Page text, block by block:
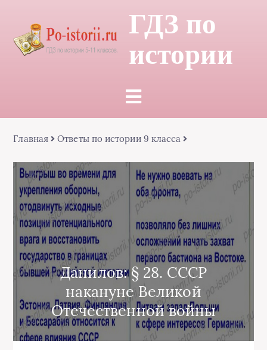
ГДЗ по
истории
Главная Ответы по истории 9 класса
Данилов: § 28. СССР
накануне Великой
Отечественной войны